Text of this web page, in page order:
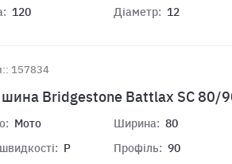
120
Діаметр: 12
157834
Bridgestone Battlax SC 80/
Мото
P
Ширина: 80
Профіль: 90